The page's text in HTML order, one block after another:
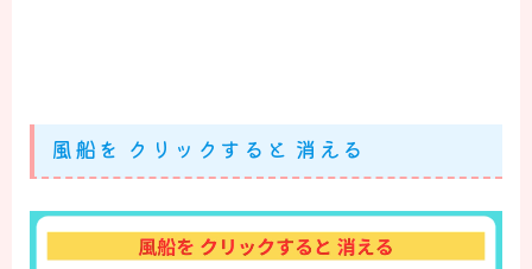
風船を クリックすると 消える